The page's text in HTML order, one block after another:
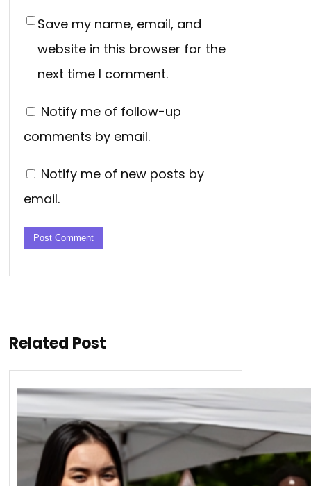
Save my name, email, and
website in this browser for the
next time I comment.
Notify me of follow-up
comments by email.
Notify me of new posts by
email.
Related Post